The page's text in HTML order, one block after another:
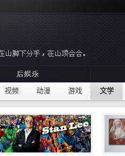
视频 动漫 游戏 文学